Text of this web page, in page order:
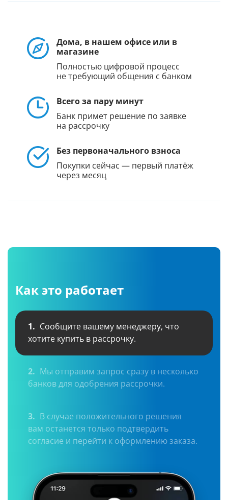
Дома, в нашем офисе или в
магазине
Полностью цифровой процесс
не требующий общения с банком
Всего за пару минут
Банк примет решение по заявке
на рассрочку
Без первоначального взноса
Покупки сейчас — первый платёж
через месяц
Как это работает
1. Сообщите вашему менеджеру, что
хотите купить в рассрочку.
2. Мы отправим запрос сразу в несколько
банков для одобрения рассрочки.
3. В случае положительного решения
вам останется только подтвердить
согласие и перейти к оформлению заказа.